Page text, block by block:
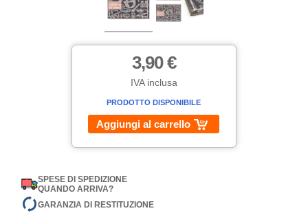
3,90 €
IVA inclusa
PRODOTTO DISPONIBILE
Aggiungi al carrello
SPESE DI SPEDIZIONE
QUANDO ARRIVA?
GARANZIA DI RESTITUZIONE